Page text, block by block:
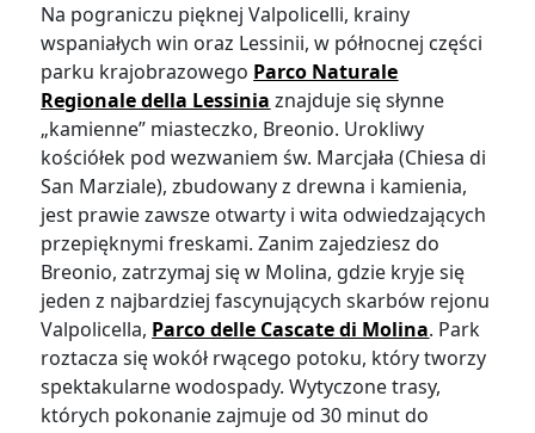
Na pograniczu pięknej Valpolicelli, krainy
wspaniałych win oraz Lessinii, w północnej części
parku krajobrazowego Parco Naturale
Regionale della Lessinia znajduje się słynne
„kamienne” miasteczko, Breonio. Urokliwy
kościółek pod wezwaniem św. Marcjała (Chiesa di
San Marziale), zbudowany z drewna i kamienia,
jest prawie zawsze otwarty i wita odwiedzających
przepięknymi freskami. Zanim zajedziesz do
Breonio, zatrzymaj się w Molina, gdzie kryje się
jeden z najbardziej fascynujących skarbów rejonu
Valpolicella, Parco delle Cascate di Molina. Park
roztacza się wokół rwącego potoku, który tworzy
spektakularne wodospady. Wytyczone trasy,
których pokonanie zajmuje od 30 minut do